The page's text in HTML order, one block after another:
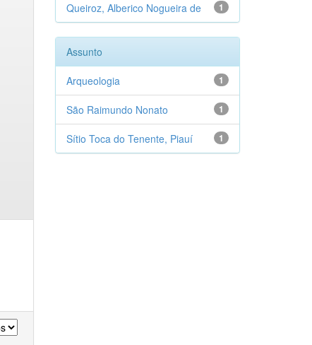
1
Queiroz, Alberico Nogueira de
Assunto
1
Arqueologia
1
São Raimundo Nonato
1
Sítio Toca do Tenente, Piauí